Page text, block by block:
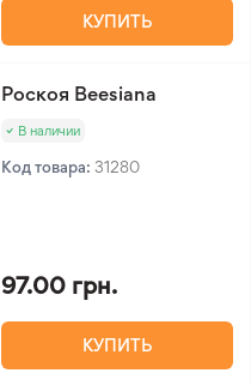
КУПИТЬ
Роскоя Beesiana
В наличии
Код товара: 31280
97.00 грн.
КУПИТЬ